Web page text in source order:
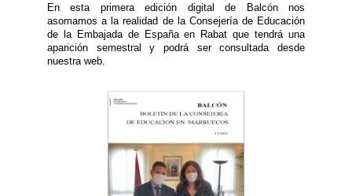
En esta primera edición digital de Balcón nos
asomamos a la realidad de la Consejería de Educación
de la Embajada de España en Rabat que tendrá una
aparición semestral y podrá ser consultada desde
nuestra web.